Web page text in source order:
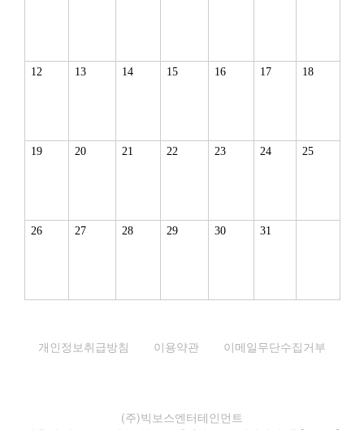
12 13 14 15 16 17 18
19 20 21 22 23 24 25
26 27 28 29 30 31
개인정보취급방침 이용약관 이메일무단수집거부
(주)빅보스엔터테인먼트